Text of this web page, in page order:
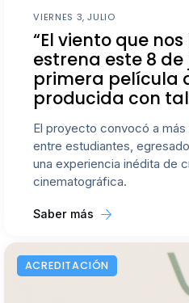
VIERNES 3, JULIO
“El viento que nos
estrena este 8 de
primera película
producida con
El proyecto convocó a
entre estudiantes,
una experiencia inédita de
cinematográfica.
Saber más
ACREDITACIÓN